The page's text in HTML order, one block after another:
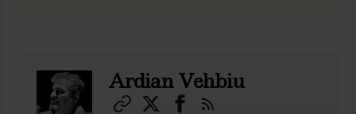
Ardian Vehbiu